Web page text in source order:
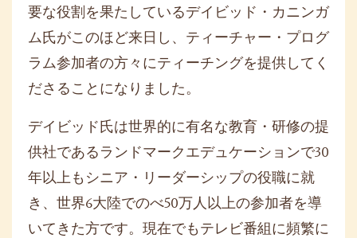
要な役割を果たしているデイビッド・カニンガ
ム氏がこのほど来日し、ティーチャー・プログ
ラム参加者の方々にティーチングを提供してく
ださることになりました。
デイビッド氏は世界的に有名な教育・研修の提
供社であるランドマークエデュケーションで30
年以上もシニア・リーダーシップの役職に就
き、世界6大陸でのべ50万人以上の参加者を導
いてきた方です。現在でもテレビ番組に頻繁に